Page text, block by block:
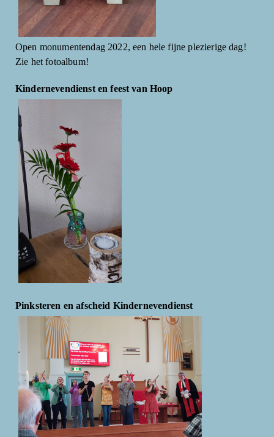
Open monumentendag 2022, een hele fijne plezierige dag!
Zie het fotoalbum!
Kindernevendienst en feest van Hoop
Pinksteren en afscheid Kindernevendienst